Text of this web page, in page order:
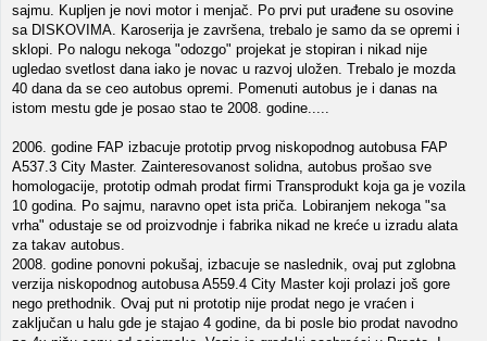
sajmu. Kupljen je novi motor i menjač. Po prvi put urađene su osovine
sa DISKOVIMA. Karoserija je završena, trebalo je samo da se opremi i
sklopi. Po nalogu nekoga "odozgo" projekat je stopiran i nikad nije
ugledao svetlost dana iako je novac u razvoj uložen. Trebalo je mozda
40 dana da se ceo autobus opremi. Pomenuti autobus je i danas na
istom mestu gde je posao stao te 2008. godine.....
2006. godine FAP izbacuje prototip prvog niskopodnog autobusa FAP
A537.3 City Master. Zainteresovanost solidna, autobus prošao sve
homologacije, prototip odmah prodat firmi Transprodukt koja ga je vozila
10 godina. Po sajmu, naravno opet ista priča. Lobiranjem nekoga "sa
vrha" odustaje se od proizvodnje i fabrika nikad ne kreće u izradu alata
za takav autobus.
2008. godine ponovni pokušaj, izbacuje se naslednik, ovaj put zglobna
verzija niskopodnog autobusa A559.4 City Master koji prolazi još gore
nego prethodnik. Ovaj put ni prototip nije prodat nego je vraćen i
zaključan u halu gde je stajao 4 godine, da bi posle bio prodat navodno